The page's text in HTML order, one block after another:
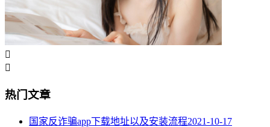


热门文章
国家反诈骗app下载地址以及安装流程2021-10-17